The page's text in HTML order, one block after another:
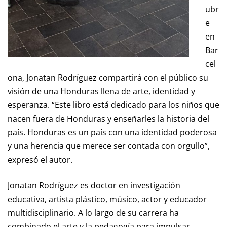
ubr
e
en
Bar
cel
ona, Jonatan Rodríguez compartirá con el público su
visión de una Honduras llena de arte, identidad y
esperanza. “Este libro está dedicado para los niños que
nacen fuera de Honduras y enseñarles la historia del
país. Honduras es un país con una identidad poderosa
y una herencia que merece ser contada con orgullo”,
expresó el autor.
Jonatan Rodríguez es doctor en investigación
educativa, artista plástico, músico, actor y educador
multidisciplinario. A lo largo de su carrera ha